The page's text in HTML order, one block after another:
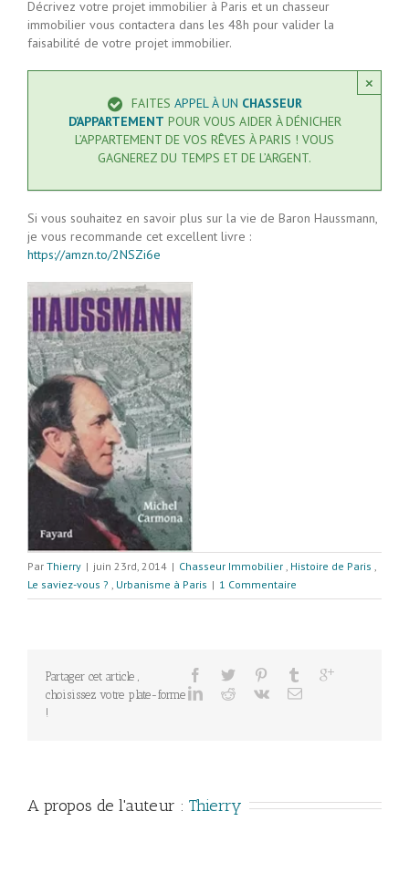
Décrivez votre projet immobilier à Paris et un chasseur
immobilier vous contactera dans les 48h pour valider la
faisabilité de votre projet immobilier.
×
FAITES APPEL À UN CHASSEUR
D’APPARTEMENT POUR VOUS AIDER À DÉNICHER
L’APPARTEMENT DE VOS RÊVES À PARIS ! VOUS
GAGNEREZ DU TEMPS ET DE L’ARGENT.
Si vous souhaitez en savoir plus sur la vie de Baron Haussmann,
je vous recommande cet excellent livre :
https://amzn.to/2NSZi6e
Par Thierry | juin 23rd, 2014 | Chasseur Immobilier Histoire de Paris
Le saviez-vous ?
Urbanisme à Paris | 1 Commentaire
Partager cet article ,
choisissez votre plate-forme
!
A propos de l'auteur : Thierry